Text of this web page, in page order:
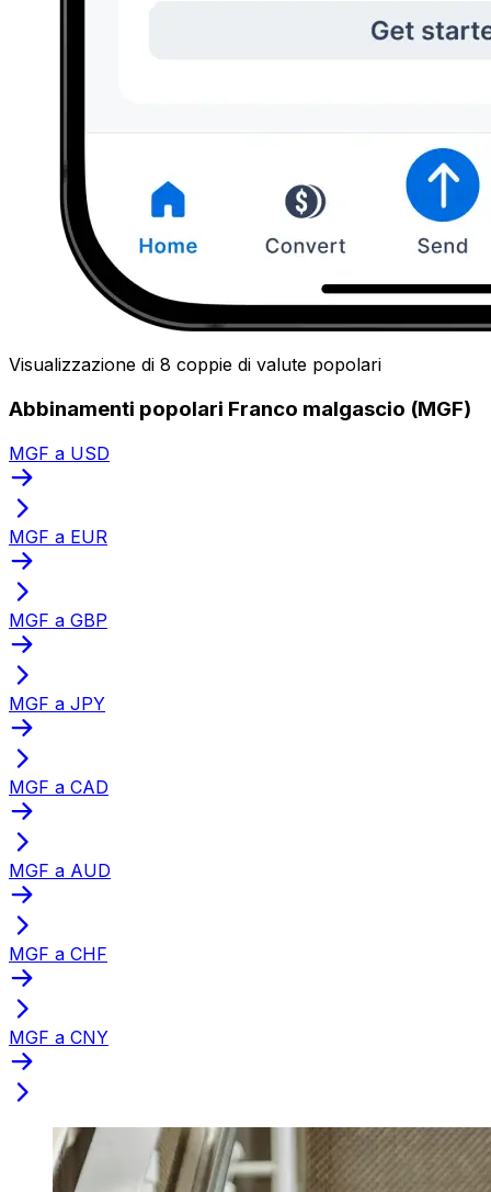
Visualizzazione di 8 coppie di valute popolari
Abbinamenti popolari Franco malgascio (MGF)
MGF a USD
MGF a EUR
MGF a GBP
MGF a JPY
MGF a CAD
MGF a AUD
MGF a CHF
MGF a CNY